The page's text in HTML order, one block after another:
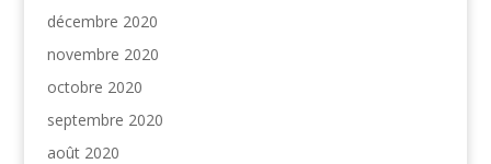
décembre 2020
novembre 2020
octobre 2020
septembre 2020
août 2020